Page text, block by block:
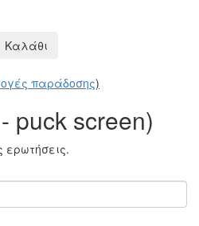
Καλάθι
παράδοσης)
puck screen)
ερωτήσεις.